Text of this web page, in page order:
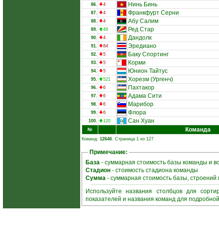
86. 4 Нинь Бинь
87. 4 Франкфурт Серни
88. 4 Абу Салим
89. 49 Ред Стар
90. 4 Дандолк
91. 84 Эредиано
92. 5 Баку Спортинг
93. 5 Корми
94. 5 Юнион Тайтус
95. 521 Хорезм (Ургенч)
96. 6 Пахтакор
97. 6 Адама Сити
98. 6 Марибор
99. 6 Флора
100. 120 Сан Хуан
№ Команда
Команд: 12646. Страница 1 из 127
Примечание:
База - суммарная стоимость базы команды и
Стадион - стоимость стадиона команды
Сумма - суммарная стоимость базы,
Используйте названия столбцов для
показателей и названия команд для